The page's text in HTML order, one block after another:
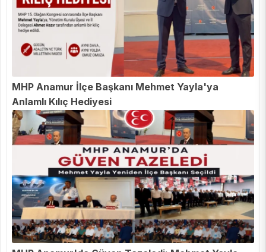
MHP Anamur İlçe Başkanı Mehmet Yayla'ya
Anlamlı Kılıç Hediyesi